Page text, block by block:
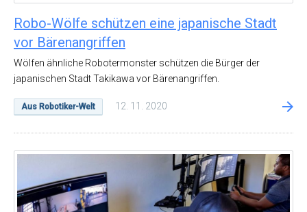
Robo-Wölfe schützen eine japanische Stadt
vor Bärenangriffen
Wölfen ähnliche Robotermonster schützen die Bürger der
japanischen Stadt Takikawa vor Bärenangriffen.
Aus Robotiker-Welt 12. 11. 2020